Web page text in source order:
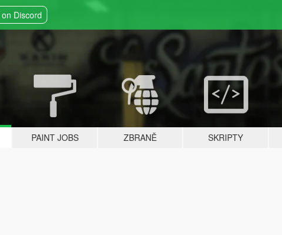
Discord
PAINT JOBS ZBRANĚ SKRIPTY